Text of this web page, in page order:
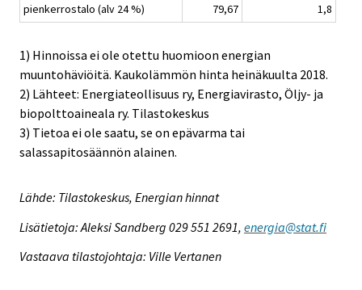
pienkerrostalo (alv 24 %)
79,67 1,8
1) Hinnoissa ei ole otettu huomioon energian
muuntohäviöitä. Kaukolämmön hinta heinäkuulta 2018.
2) Lähteet: Energiateollisuus ry, Energiavirasto, Öljy- ja
biopolttoaineala ry. Tilastokeskus
3) Tietoa ei ole saatu, se on epävarma tai
salassapitosäännön alainen.
Lähde: Tilastokeskus, Energian hinnat
Lisätietoja: Aleksi Sandberg 029 551 2691, energia@stat.fi
Vastaava tilastojohtaja: Ville Vertanen